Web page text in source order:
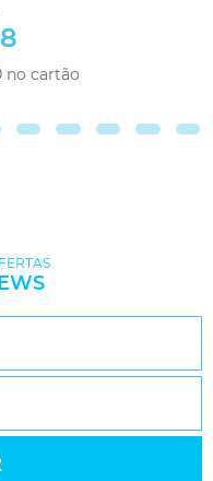
no cartão